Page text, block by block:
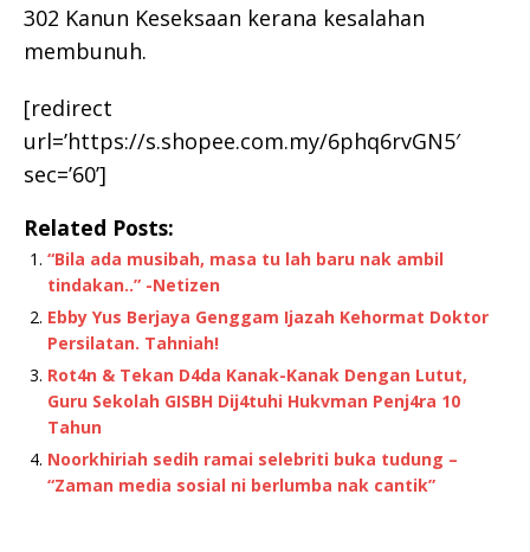
302 Kanun Keseksaan kerana kesalahan
membunuh.
[redirect
url=’https://s.shopee.com.my/6phq6rvGN5′
sec=’60’]
Related Posts:
“Bila ada musibah, masa tu lah baru nak ambil
tindakan..” -Netizen
Ebby Yus Berjaya Genggam Ijazah Kehormat Doktor
Persilatan. Tahniah!
Rot4n & Tekan D4da Kanak-Kanak Dengan Lutut,
Guru Sekolah GISBH Dij4tuhi Hukvman Penj4ra 10
Tahun
Noorkhiriah sedih ramai selebriti buka tudung –
“Zaman media sosial ni berlumba nak cantik”